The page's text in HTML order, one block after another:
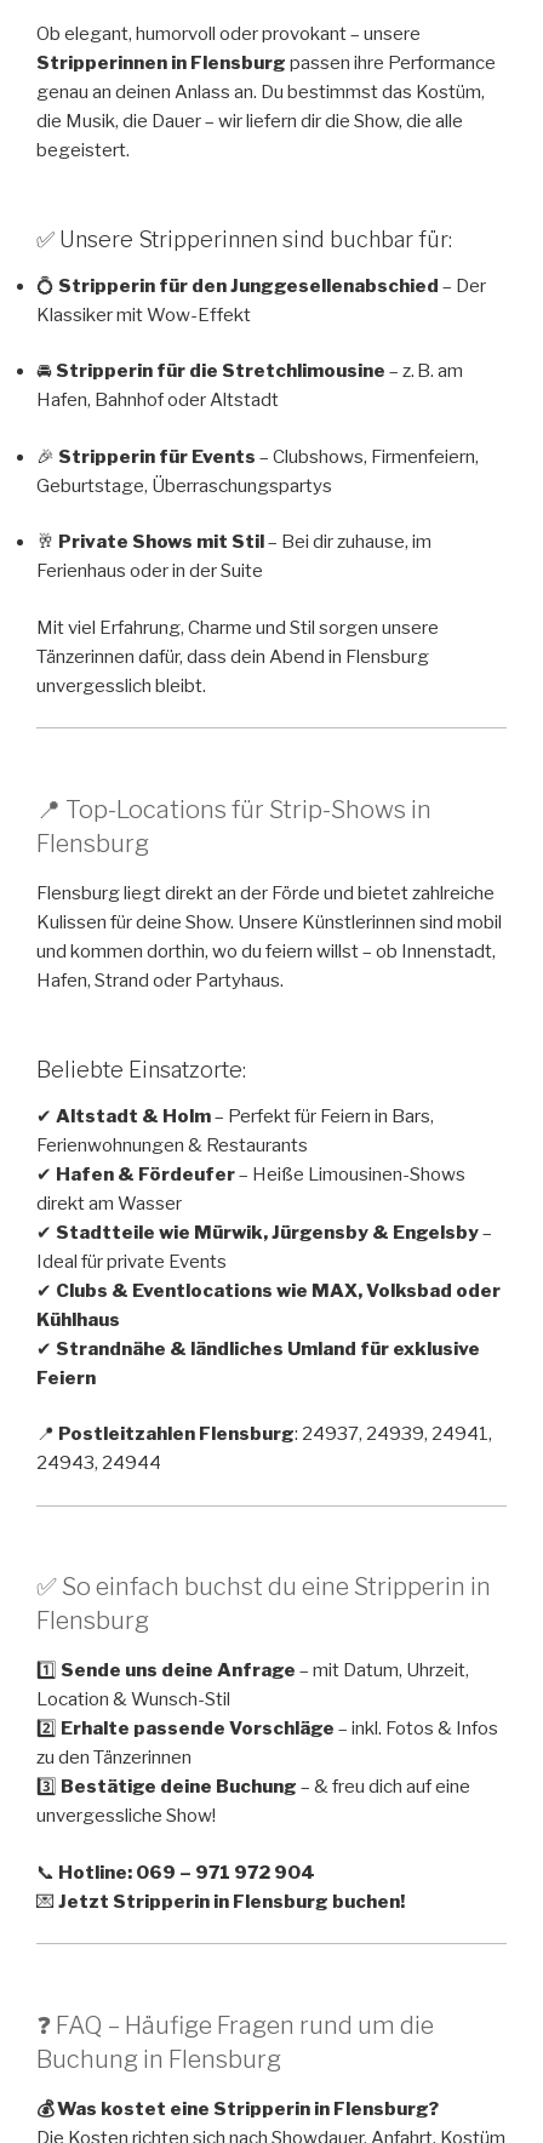
Ob elegant, humorvoll oder provokant – unsere
Stripperinnen in Flensburg passen ihre Performance
genau an deinen Anlass an. Du bestimmst das Kostüm,
die Musik, die Dauer – wir liefern dir die Show, die alle
begeistert.
✅ Unsere Stripperinnen sind buchbar für:
💍 Stripperin für den Junggesellenabschied – Der
Klassiker mit Wow-Effekt
🚘 Stripperin für die Stretchlimousine – z. B. am
Hafen, Bahnhof oder Altstadt
🎉 Stripperin für Events – Clubshows, Firmenfeiern,
Geburtstage, Überraschungspartys
🥂 Private Shows mit Stil – Bei dir zuhause, im
Ferienhaus oder in der Suite
Mit viel Erfahrung, Charme und Stil sorgen unsere
Tänzerinnen dafür, dass dein Abend in Flensburg
unvergesslich bleibt.
📍 Top-Locations für Strip-Shows in
Flensburg
Flensburg liegt direkt an der Förde und bietet zahlreiche
Kulissen für deine Show. Unsere Künstlerinnen sind mobil
und kommen dorthin, wo du feiern willst – ob Innenstadt,
Hafen, Strand oder Partyhaus.
Beliebte Einsatzorte:
✔ Altstadt & Holm– Perfekt für Feiern in Bars,
Ferienwohnungen & Restaurants
✔ Hafen & Fördeufer– Heiße Limousinen-Shows
direkt am Wasser
✔ Stadtteile wie Mürwik, Jürgensby & Engelsby–
Ideal für private Events
✔ Clubs & Eventlocations wie MAX, Volksbad oder
Kühlhaus
✔ Strandnähe & ländliches Umland für exklusive
Feiern
📍 Postleitzahlen Flensburg: 24937, 24939, 24941,
24943, 24944
✅ So einfach buchst du eine Stripperin in
Flensburg
1️⃣ Sende uns deine Anfrage – mit Datum, Uhrzeit,
Location & Wunsch-Stil
2️⃣ Erhalte passende Vorschläge – inkl. Fotos & Infos
zu den Tänzerinnen
3️⃣ Bestätige deine Buchung – & freu dich auf eine
unvergessliche Show!
📞 Hotline: 069 – 971 972 904
💌 Jetzt Stripperin in Flensburg buchen!
❓ FAQ – Häufige Fragen rund um die
Buchung in Flensburg
💰 Was kostet eine Stripperin in Flensburg?
Die Kosten richten sich nach Showdauer, Anfahrt, Kostüm